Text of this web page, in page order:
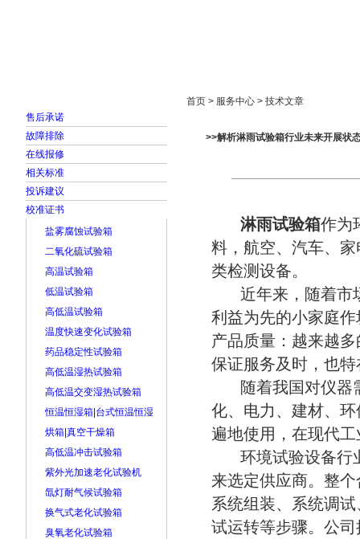
售后承诺
故障排除
在线报修
相关标准
投诉建议
校准证书
盐雾腐蚀试验箱
二氧化硫试验箱
高温试验箱
低温试验箱
高低温试验箱
温度快速变化试验箱
药品稳定性试验箱
高低温湿热试验箱
高低温交变湿热试验箱
恒温恒湿箱|台式恒温恒湿
烘箱|真空干燥箱
高低温冲击试验箱
紫外光加速老化试验机
氙灯耐气候试验箱
换气式老化试验箱
臭氧老化试验箱
首页 > 服务中心 > 技术文章
>>解析淋雨试验箱行业未来开展状
淋雨试验箱作为
料，航空、汽车、
类检测设备。
近年来，随着市
利益为先的小家庭
产品质量：越来越
保证服务及时，也
随着我国对仪器需
化、电力、建材、
遍地使用，在现代
环境试验设备行业
来选定供应商。整
系统组装、系统调
试运转等步骤。公